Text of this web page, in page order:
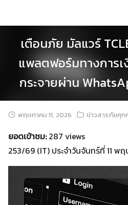
เตือนภัย มัลแวร์
แพลตฟอร์มทางการ
กระจายผ่าน
พฤษภาคม 11, 2026 ข่าวสารภัยคุก
ยอดเข้าชม:287 views
253/69 (IT) ประจำวันจันทร์ที่ 11 พ